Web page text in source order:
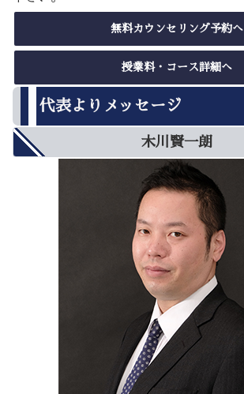
無料カウンセリング予約へ
授業料・コース詳細へ
代表よりメッセージ
木川賢一朗